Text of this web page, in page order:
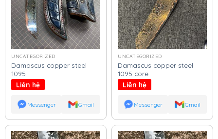
UNCATEGORIZED
Damascus copper steel
1095
Liên hệ
Messenger Gmail
UNCATEGORIZED
Damascus copper steel
1095 core
Liên hệ
Messenger Gmail